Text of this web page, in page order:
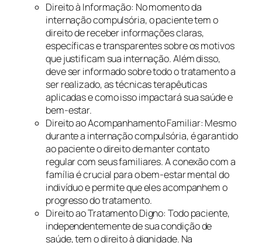
Direito à Informação: No momento da
internação compulsória, o paciente tem o
direito de receber informações claras,
específicas e transparentes sobre os motivos
que justificam sua internação. Além disso,
deve ser informado sobre todo o tratamento a
ser realizado, as técnicas terapêuticas
aplicadas e como isso impactará sua saúde e
bem-estar.
Direito ao Acompanhamento Familiar: Mesmo
durante a internação compulsória, é garantido
ao paciente o direito de manter contato
regular com seus familiares. A conexão com a
família é crucial para o bem-estar mental do
indivíduo e permite que eles acompanhem o
progresso do tratamento.
Direito ao Tratamento Digno: Todo paciente,
independentemente de sua condição de
saúde, tem o direito à dignidade. Na